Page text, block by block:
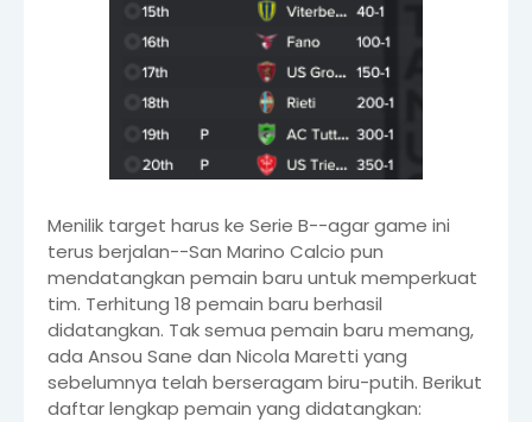
Menilik target harus ke Serie B--agar game ini
terus berjalan--San Marino Calcio pun
mendatangkan pemain baru untuk memperkuat
tim. Terhitung 18 pemain baru berhasil
didatangkan. Tak semua pemain baru memang,
ada Ansou Sane dan Nicola Maretti yang
sebelumnya telah berseragam biru-putih. Berikut
daftar lengkap pemain yang didatangkan: